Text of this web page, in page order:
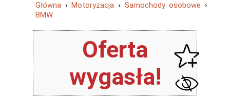
Główna ›Motoryzacja › Samochody osobowe ›
BMW
Oferta
wygasła!